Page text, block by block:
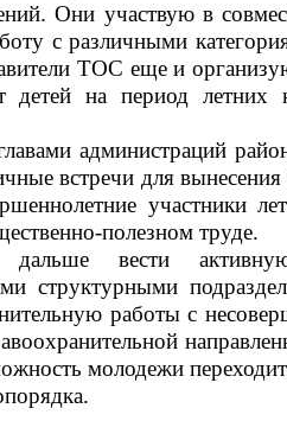
Они участвую в
с различными
ТОС еще и
детей на период летних
администраций
встречи для вынесения
участники
полезном труде.
дальше вести
структурными
работы с
молодежи